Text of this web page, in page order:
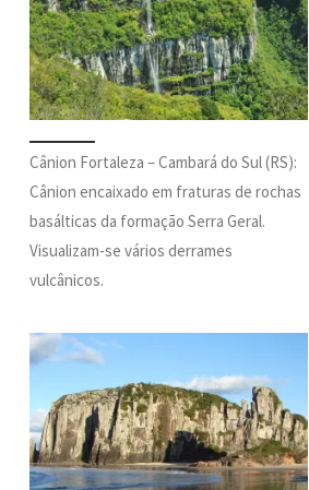
Cânion Fortaleza – Cambará do Sul (RS):
Cânion encaixado em fraturas de rochas
basálticas da formação Serra Geral.
Visualizam-se vários derrames
vulcânicos.